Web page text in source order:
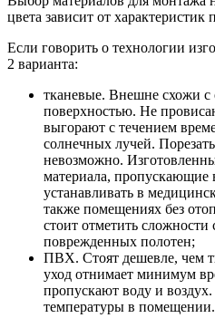
цвета зависит от характеристик
Если говорить о технологии
2 варианта:
тканевые. Внешне схожи с
поверхностью. Не
выгорают с течением
солнечных лучей.
невозможно.
материала, пропускающие
устанавливать в
также помещениях без
стоит отметить
поврежденных полотен;
ПВХ. Стоят дешевле, чем
уход отнимает минимум
пропускают воду и
температуры в помещении.